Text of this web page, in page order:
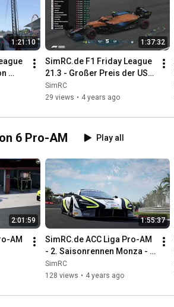
1:21:10 1:37:32
SimRC.de F1 Friday League
21.3 - Großer Preis der USA
- 18.03.2022, 19:00 Uhr
SimRC
29 views • 4 years ago
6 Pro-AM Play all
2:01:59
AM
1:55:37
SimRC.de ACC Liga Pro-AM
- 2. Saisonrennen Monza -
26.02.2022, 18:00 Uhr
SimRC
128 views • 4 years ago